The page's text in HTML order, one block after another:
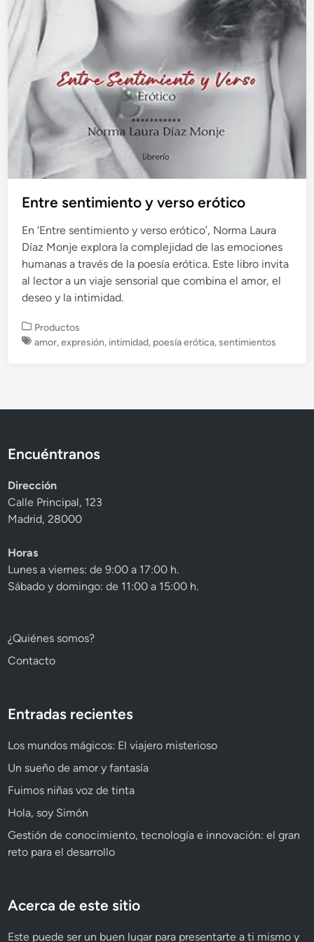
Entre sentimiento y verso erótico
En ‘Entre sentimiento y verso erótico’, Norma Laura
Díaz Monje explora la complejidad de las emociones
humanas a través de la poesía erótica. Este libro invita
al lector a un viaje sensorial que combina el amor, el
deseo y la intimidad.
P
u
e
Productos
amor,expresión, intimidad, poesía erótica,sentimientos
Encuéntranos
Dirección
Calle Principal, 123
Madrid, 28000
Horas
Lunes a viernes: de 9:00 a 17:00 h.
Sábado y domingo: de 11:00 a 15:00 h.
¿Quiénes somos?
Contacto
Entradas recientes
Los mundos mágicos: El viajero misterioso
Un sueño de amor y fantasía
Fuimos niñas voz de tinta
Hola, soy Simón
Gestión de conocimiento, tecnología e innovación: el gran
reto para el desarrollo
Acerca de este sitio
Este puede ser un buen lugar para presentarte a ti mismo y